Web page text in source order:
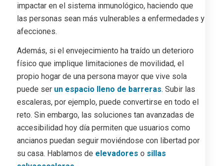
impactar en el sistema inmunológico, haciendo que
las personas sean más vulnerables a enfermedades y
afecciones.
Además, si el envejecimiento ha traído un deterioro
físico que implique limitaciones de movilidad, el
propio hogar de una persona mayor que vive sola
puede ser un espacio lleno de barreras. Subir las
escaleras, por ejemplo, puede convertirse en todo el
reto. Sin embargo, las soluciones tan avanzadas de
accesibilidad hoy día permiten que usuarios como
ancianos puedan seguir moviéndose con libertad por
su casa. Hablamos de elevadores o sillas